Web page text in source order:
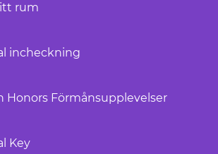
rum
incheckning
Honors Förmånsupplevelser
Key